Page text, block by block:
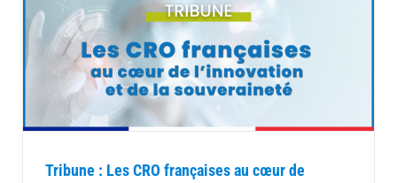
Tribune : Les CRO françaises au cœur de